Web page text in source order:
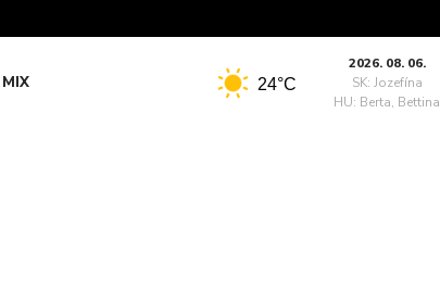
MIX 24°C
2026. 08. 06.
SK: Jozefína
HU: Berta, Bettina